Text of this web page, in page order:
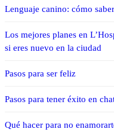
Lenguaje canino: cómo
Los mejores planes en
si eres nuevo en la ciudad
Pasos para ser feliz
Pasos para tener éxito en
Qué hacer para no